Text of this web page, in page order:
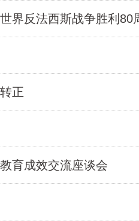
界反法西斯战争胜利80
正
育成效交流座谈会